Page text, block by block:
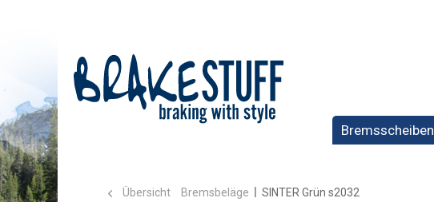
Bremsscheiben
Übersicht Bremsbeläge SINTER Grün s2032